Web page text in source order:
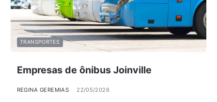
Empresas de ônibus Joinville
REGINA GEREMIAS 22/05/2026
TRANSPORTES